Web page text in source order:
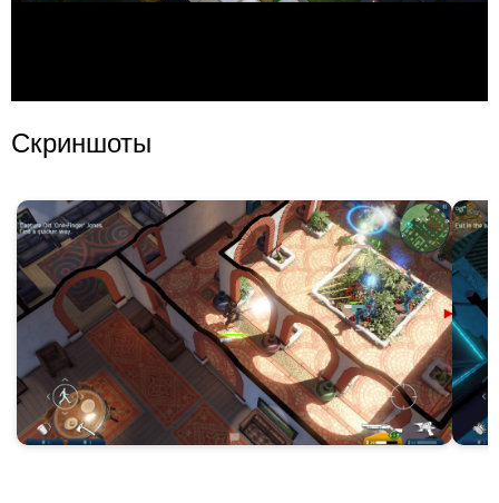
Скриншоты